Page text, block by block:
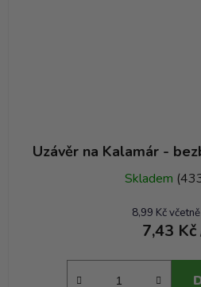
Uzávěr na Kalamár -
Skladem
8,99 Kč
7,43 Kč